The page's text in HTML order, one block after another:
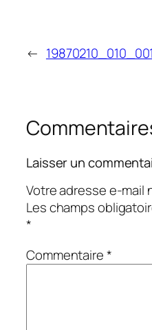
← 19870210_010_001
Laisser un
Votre adresse e-mail
Les champs
*
Commentaire*